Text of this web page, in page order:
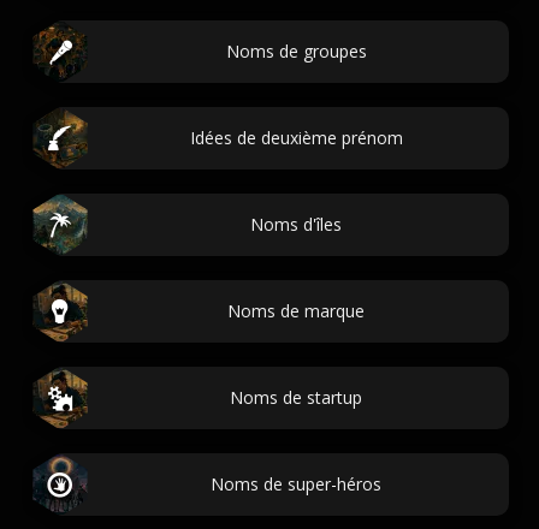
Noms de groupes
Idées de deuxième prénom
Noms d'îles
Noms de marque
Noms de startup
Noms de super-héros